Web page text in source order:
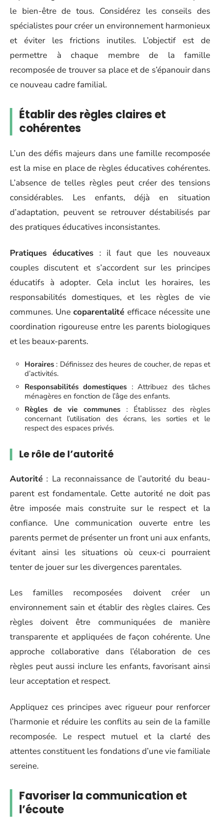
le bien-être de tous. Considérez les conseils des
spécialistes pour créer un environnement harmonieux
et éviter les frictions inutiles. L’objectif est de
permettre à chaque membre de la famille
recomposée de trouver sa place et de s’épanouir dans
ce nouveau cadre familial.
Établir des règles claires et
cohérentes
L’un des défis majeurs dans une famille recomposée
est la mise en place de règles éducatives cohérentes.
L’absence de telles règles peut créer des tensions
considérables. Les enfants, déjà en situation
d’adaptation, peuvent se retrouver déstabilisés par
des pratiques éducatives inconsistantes.
Pratiques éducatives : il faut que les nouveaux
couples discutent et s’accordent sur les principes
éducatifs à adopter. Cela inclut les horaires, les
responsabilités domestiques, et les règles de vie
communes. Unecoparentalité efficace nécessite une
coordination rigoureuse entre les parents biologiques
et les beaux-parents.
Horaires : Définissez des heures de coucher, de repas et
d’activités.
Responsabilités domestiques : Attribuez des tâches
ménagères en fonction de l’âge des enfants.
Règles de vie communes : Établissez des règles
concernant l’utilisation des écrans, les sorties et le
respect des espaces privés.
Le rôle de l’autorité
Autorité : La reconnaissance de l’autorité du beau-
parent est fondamentale. Cette autorité ne doit pas
être imposée mais construite sur le respect et la
confiance. Une communication ouverte entre les
parents permet de présenter un front uni aux enfants,
évitant ainsi les situations où ceux-ci pourraient
tenter de jouer sur les divergences parentales.
Les familles recomposées doivent créer un
environnement sain et établir des règles claires. Ces
règles doivent être communiquées de manière
transparente et appliquées de façon cohérente. Une
approche collaborative dans l’élaboration de ces
règles peut aussi inclure les enfants, favorisant ainsi
leur acceptation et respect.
Appliquez ces principes avec rigueur pour renforcer
l’harmonie et réduire les conflits au sein de la famille
recomposée. Le respect mutuel et la clarté des
attentes constituent les fondations d’une vie familiale
sereine.
Favoriser la communication et
l’écoute